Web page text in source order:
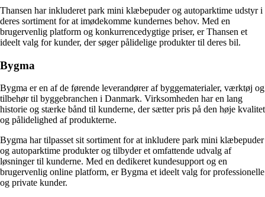
Thansen har inkluderet park mini klæbepuder og autoparktime udstyr i
deres sortiment for at imødekomme kundernes behov. Med en
brugervenlig platform og konkurrencedygtige priser, er Thansen et
ideelt valg for kunder, der søger pålidelige produkter til deres bil.
Bygma
Bygma er en af de førende leverandører af byggematerialer, værktøj og
tilbehør til byggebranchen i Danmark. Virksomheden har en lang
historie og stærke bånd til kunderne, der sætter pris på den høje kvalitet
og pålidelighed af produkterne.
Bygma har tilpasset sit sortiment for at inkludere park mini klæbepuder
og autoparktime produkter og tilbyder et omfattende udvalg af
løsninger til kunderne. Med en dedikeret kundesupport og en
brugervenlig online platform, er Bygma et ideelt valg for professionelle
og private kunder.